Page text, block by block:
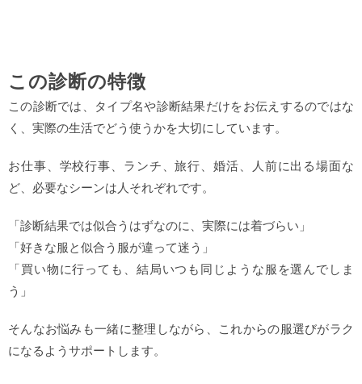
この診断の特徴
この診断では、タイプ名や診断結果だけをお伝えするのではな
く、実際の生活でどう使うかを大切にしています。
お仕事、学校行事、ランチ、旅行、婚活、人前に出る場面な
ど、必要なシーンは人それぞれです。
「診断結果では似合うはずなのに、実際には着づらい」
「好きな服と似合う服が違って迷う」
「買い物に行っても、結局いつも同じような服を選んでしま
う」
そんなお悩みも一緒に整理しながら、これからの服選びがラク
になるようサポートします。